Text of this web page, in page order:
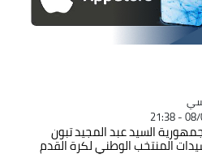
السيد عبد المجيد تبون
المنتخب الوطني لكرة القدم